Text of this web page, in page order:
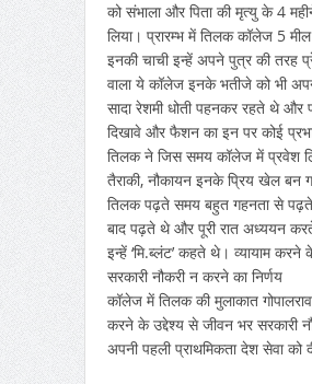
को संभाला और पिता की मृत्यु के 4
लिया। प्रारम्भ में तिलक कॉलेज 5
इनकी चाची इन्हें अपने पुत्र की तरह
वाला ये कॉलेज इनके भतीजे को भी
सादा रेशमी धोती पहनकर रहते थे और
दिखावे और फैशन का इन पर कोई
तिलक ने जिस समय कॉलेज में प्रवेश
तैराकी, नौकायन इनके प्रिय खेल
तिलक पढ़ते समय बहुत गहनता से
बाद पढ़ते थे और पूरी रात अध्ययन
इन्हें ‘मि.ब्लंट’ कहते थे। व्यायाम
सरकारी नौकरी न करने का निर्णय
कॉलेज में तिलक की मुलाकात
करने के उद्देश्य से जीवन भर सरकारी
अपनी पहली प्राथमिकता देश सेवा